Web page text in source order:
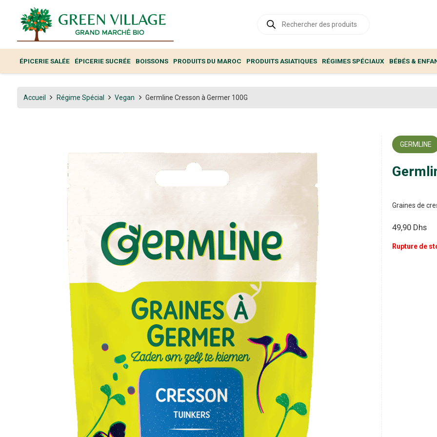
produits
ÉPICERIE SALÉE ÉPICERIE SUCRÉE BOISSONS PRODUITS DU MAROC PRODUITS ASIATIQUES RÉGIMES SPÉCIAUX BÉBÉS &
Accueil Régime Spécial Vegan Germline Cresson à Germer 100G
GERMLINE
Graines de
49,90 Dhs
Rupture de